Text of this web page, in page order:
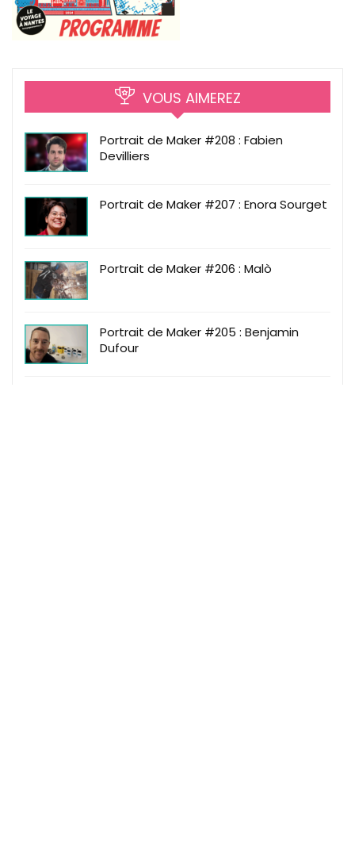
VOUS AIMEREZ
Portrait de Maker #208 : Fabien
Devilliers
Portrait de Maker #207 : Enora Sourget
Portrait de Maker #206 : Malò
Portrait de Maker #205 : Benjamin
Dufour